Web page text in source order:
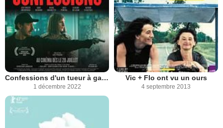
Confessions d'un tueur à gages
1 décembre 2022
Vic + Flo ont vu un ours
4 septembre 2013